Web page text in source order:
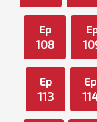
Ep
108
Ep
113
Ep